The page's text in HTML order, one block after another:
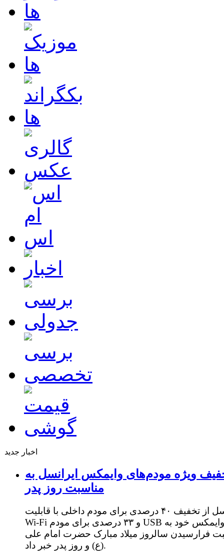
اخبار جدید
ویژه مودم‌های وایمکس ایرانسل به
مناسبت روز پدر
ایرانسل از تخفیف ۴۰ درصدی برای مودم داخلی با قابلیت
Wi-Fi و ۳۳ درصدی برای مودم USB وایمکس خود به
فرارسیدن سالروز میلاد مبارک حضرت امام علی
(ع) و روز پدر خبر داد.